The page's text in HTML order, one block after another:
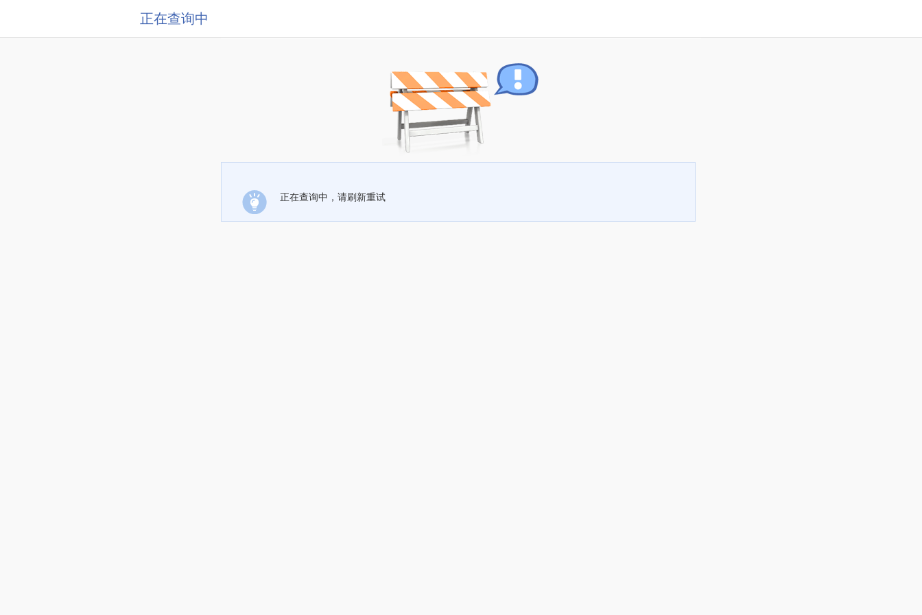
正在查询中
正在查询中，请刷新重试